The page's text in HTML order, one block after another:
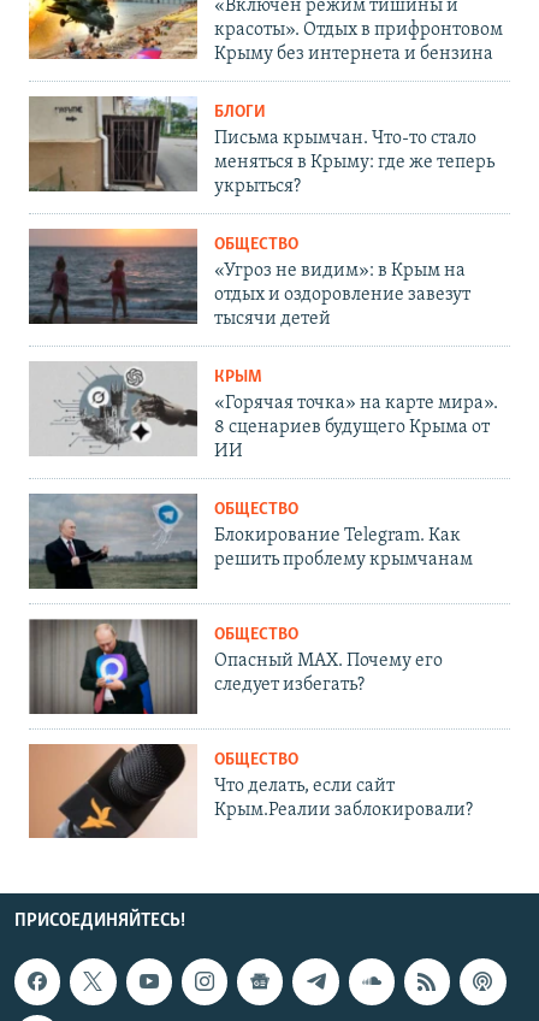
«Включен режим тишины и
красоты». Отдых в прифронтовом
Крыму без интернета и бензина
БЛОГИ
Письма крымчан. Что-то стало
меняться в Крыму: где же теперь
укрыться?
ОБЩЕСТВО
«Угроз не видим»: в Крым на
отдых и оздоровление завезут
тысячи детей
КРЫМ
«Горячая точка» на карте мира».
8 сценариев будущего Крыма от
ИИ
ОБЩЕСТВО
Блокирование Telegram. Как
решить проблему крымчанам
ОБЩЕСТВО
Опасный MAX. Почему его
следует избегать?
ОБЩЕСТВО
Что делать, если сайт
Крым.Реалии заблокировали?
ПРИСОЕДИНЯЙТЕСЬ!